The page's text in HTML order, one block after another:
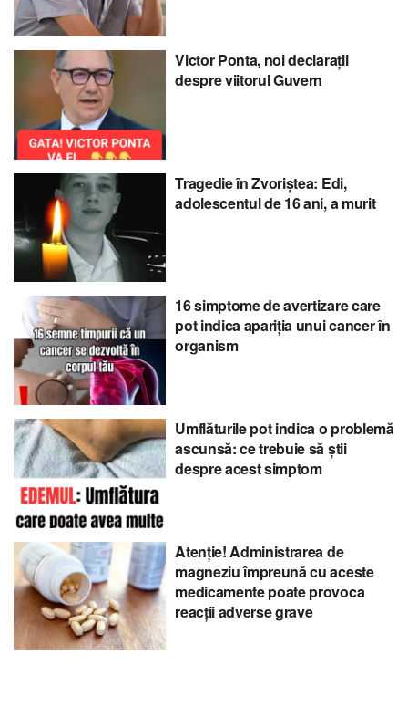
Victor Ponta, noi declarații
despre viitorul Guvern
Tragedie în Zvoriștea: Edi,
adolescentul de 16 ani, a murit
16 simptome de avertizare care
pot indica apariția unui cancer în
organism
Umflăturile pot indica o problemă
ascunsă: ce trebuie să știi
despre acest simptom
Atenție! Administrarea de
magneziu împreună cu aceste
medicamente poate provoca
reacții adverse grave